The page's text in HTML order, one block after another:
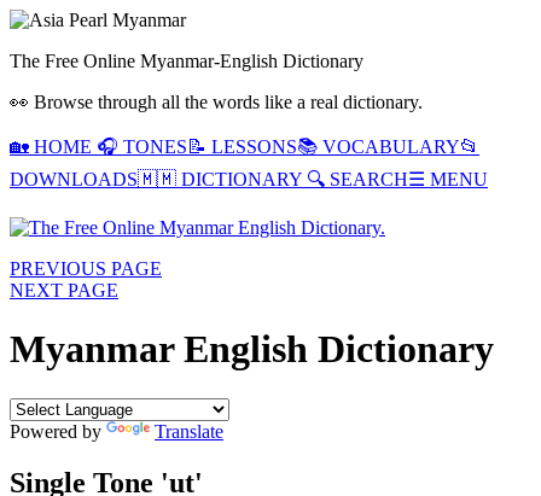
The Free Online Myanmar-English Dictionary
👀 Browse through all the words like a real dictionary.
🏡 HOME 🎧 TONES 📝 LESSONS📚 VOCABULARY📂
DOWNLOADS🇲🇲 DICTIONARY 🔍 SEARCH☰ MENU
PREVIOUS PAGE
NEXT PAGE
Myanmar English Dictionary
Powered by Translate
Single Tone 'ut'